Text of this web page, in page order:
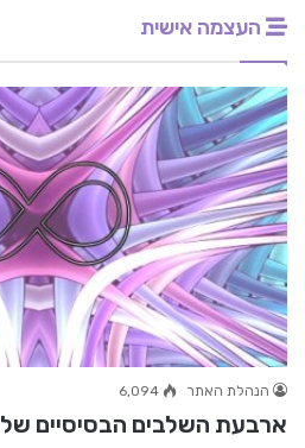
העצמה אישית
הנהלת האתר 6,094
ארבעת השלבים הבסיסיים של EMF